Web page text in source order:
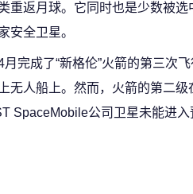
重返月球。它同时也是少数被
安全卫星。
月完成了“新格伦”火箭的第三次
无人船上。然而，火箭的第二
SpaceMobile公司卫星未能进